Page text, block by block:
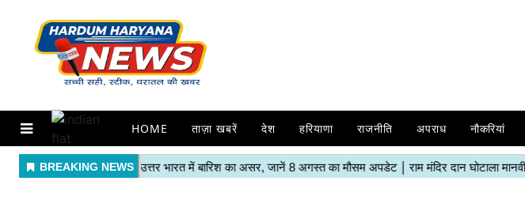
HOME ताज़ा खबरें देश हरियाणा राजनीति अपराध नौकरियां